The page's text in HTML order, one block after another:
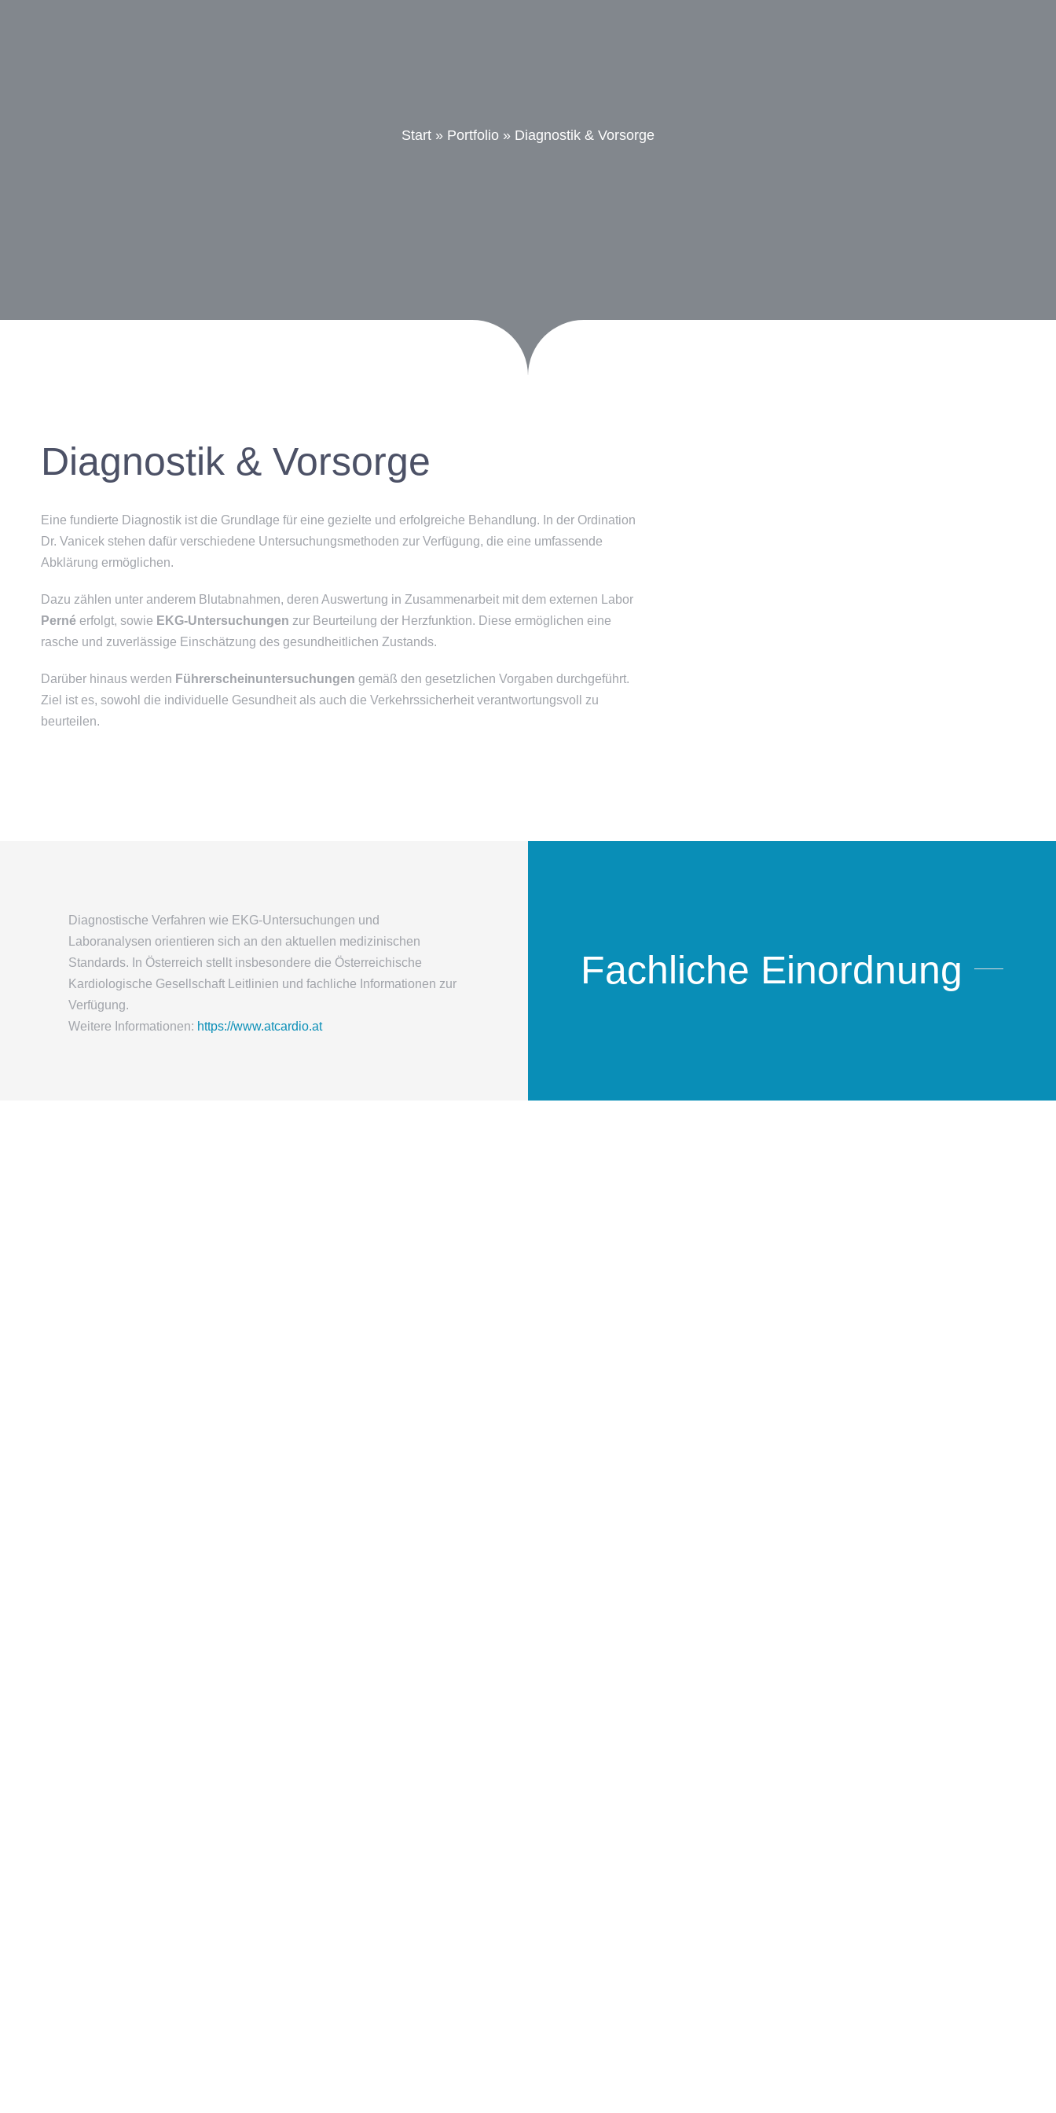
Start » Portfolio » Diagnostik & Vorsorge
Diagnostik & Vorsorge
Eine fundierte Diagnostik ist die Grundlage für eine gezielte und erfolgreiche Behandlung. In der Ordination
Dr. Vanicek stehen dafür verschiedene Untersuchungsmethoden zur Verfügung, die eine umfassende
Abklärung ermöglichen.
Dazu zählen unter anderem Blutabnahmen, deren Auswertung in Zusammenarbeit mit dem externen Labor
Perné erfolgt, sowie EKG-Untersuchungen zur Beurteilung der Herzfunktion. Diese ermöglichen eine
rasche und zuverlässige Einschätzung des gesundheitlichen Zustands.
Darüber hinaus werden Führerscheinuntersuchungen gemäß den gesetzlichen Vorgaben durchgeführt.
Ziel ist es, sowohl die individuelle Gesundheit als auch die Verkehrssicherheit verantwortungsvoll zu
beurteilen.
Diagnostische Verfahren wie EKG-Untersuchungen und
Laboranalysen orientieren sich an den aktuellen medizinischen
Standards. In Österreich stellt insbesondere die Österreichische
Kardiologische Gesellschaft Leitlinien und fachliche Informationen zur
Verfügung.
Weitere Informationen: https://www.atcardio.at
Fachliche Einordnung